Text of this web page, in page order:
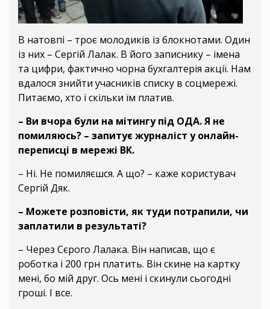
В натовпі – троє молодиків із блокнотами. Один
із них – Сергій Лалак. В його записнику – імена
та цифри, фактично чорна бухгалтерія акції. Нам
вдалося знийти учасників списку в соцмережі.
Питаємо, хто і скільки їм платив.
– Ви вчора були на мітингу під ОДА. Я не
помиляюсь? – запитує журналіст у онлайн-
переписці в мережі ВК.
– Ні. Не помиляєшся. А що? – каже користувач
Сергій Дяк.
– Можете розповісти, як туди потрапили, чи
заплатили в результаті?
– Через Сєрого Лалака. Він написав, що є
роботка і 200 грн платить. Він скине на картку
мені, бо мій друг. Ось мені і скинули сьогодні
гроші. І все.